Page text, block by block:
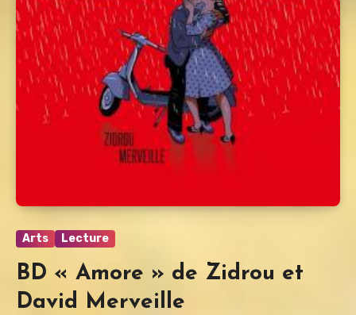
Arts Lecture
BD « Amore » de Zidrou et
David Merveille